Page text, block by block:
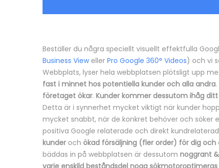
Beställer du några speciellt visuellt effektfulla
Business Vieweller Pro Google 360° Videos) och vi
Webbplats, lyser hela webbplatsen plötsligt upp
fast i minnet hos potentiella kunder och alla andra
företaget ökar. Kunder kommer dessutom ihåg
Detta är i synnerhet mycket viktigt när kunder
mycket snabbt, när de konkret behöver och söker
positiva Google relaterade och direkt
kunder och ökad försäljning (fler order) för dig
bäddas in på webbplatsen är dessutom noggrant
varje enskild beståndsdel noga